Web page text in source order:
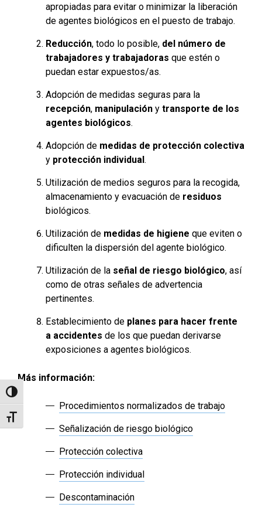
Alternar alto contraste
Alternar tamaño de letra
apropiadas para evitar o minimizar la liberación
de agentes biológicos en el puesto de trabajo.
Reducción, todo lo posible, del número de
trabajadores y trabajadoras que estén o
puedan estar expuestos/as.
Adopción de medidas seguras para la
recepción, manipulación y transporte de los
agentes biológicos.
Adopción de medidas de protección colectiva
y protección individual.
Utilización de medios seguros para la recogida,
almacenamiento y evacuación de residuos
biológicos.
Utilización de medidas de higiene que eviten o
dificulten la dispersión del agente biológico.
Utilización de la señal de riesgo biológico, así
como de otras señales de advertencia
pertinentes.
Establecimiento de planes para hacer frente
a accidentes de los que puedan derivarse
exposiciones a agentes biológicos.
Más información:
Procedimientos normalizados de trabajo
Señalización de riesgo biológico
Protección colectiva
Protección individual
Descontaminación